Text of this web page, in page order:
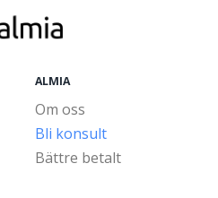
Läkare
ALMIA
Om oss
Bli konsult
Bättre betalt